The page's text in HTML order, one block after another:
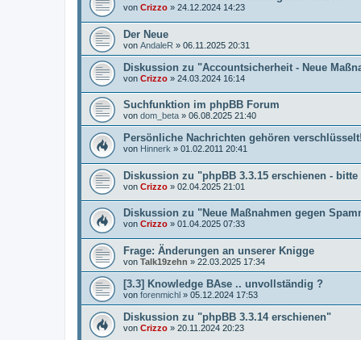
von Crizzo » 24.12.2024 14:23
Der Neue
von AndaleR » 06.11.2025 20:31
Diskussion zu "Accountsicherheit - Neue
von Crizzo » 24.03.2024 16:14
Suchfunktion im phpBB Forum
von dom_beta » 06.08.2025 21:40
Persönliche Nachrichten gehören verschlüsselt!
von Hinnerk » 01.02.2011 20:41
Diskussion zu "phpBB 3.3.15 erschienen -
von Crizzo » 02.04.2025 21:01
Diskussion zu "Neue Maßnahmen gegen
von Crizzo » 01.04.2025 07:33
Frage: Änderungen an unserer Knigge
von Talk19zehn » 22.03.2025 17:34
[3.3] Knowledge BAse .. unvollständig ?
von forenmichl » 05.12.2024 17:53
Diskussion zu "phpBB 3.3.14 erschienen"
von Crizzo » 20.11.2024 20:23